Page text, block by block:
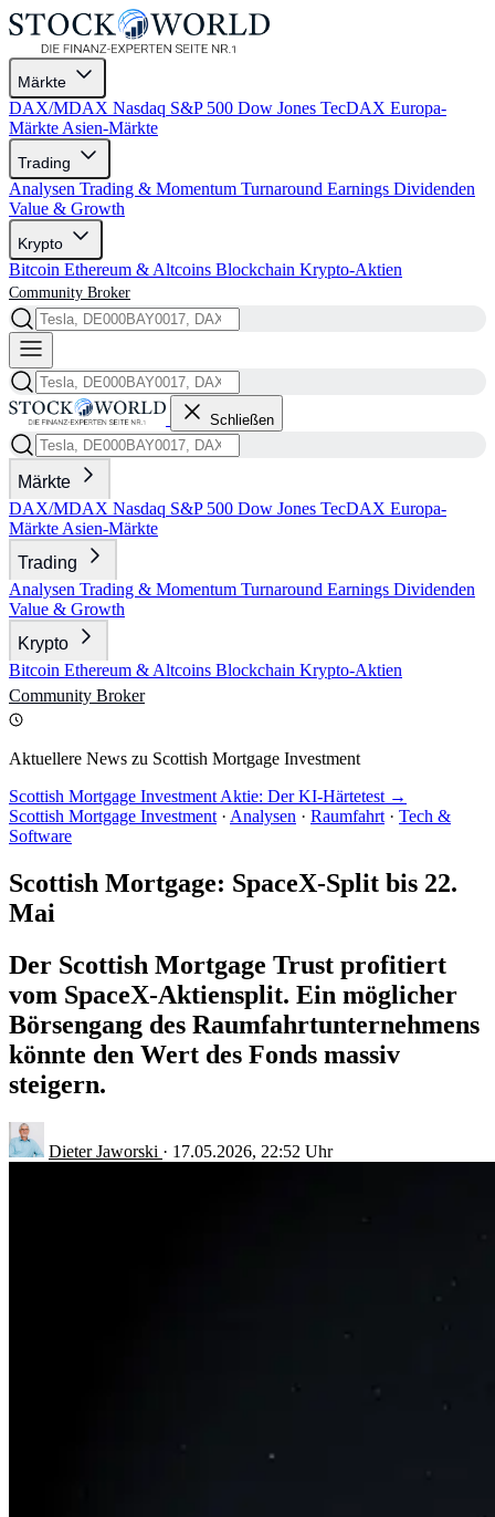
Märkte
DAX/MDAX Nasdaq S&P 500 Dow Jones TecDAX Europa-
Märkte Asien-Märkte
Trading
Analysen Trading & Momentum Turnaround Earnings Dividenden
Value & Growth
Krypto
Bitcoin Ethereum & Altcoins Blockchain Krypto-Aktien
Community Broker
Schließen
Märkte
DAX/MDAX Nasdaq S&P 500 Dow Jones TecDAX Europa-
Märkte Asien-Märkte
Trading
Analysen Trading & Momentum Turnaround Earnings Dividenden
Value & Growth
Krypto
Bitcoin Ethereum & Altcoins Blockchain Krypto-Aktien
Community Broker
Aktuellere News zu Scottish Mortgage Investment
Scottish Mortgage Investment Aktie: Der KI-Härtetest →
Scottish Mortgage Investment · Analysen · Raumfahrt · Tech &
Software
Scottish Mortgage: SpaceX-Split bis 22.
Mai
Der Scottish Mortgage Trust profitiert
vom SpaceX-Aktiensplit. Ein möglicher
Börsengang des Raumfahrtunternehmens
könnte den Wert des Fonds massiv
steigern.
Dieter Jaworski · 17.05.2026, 22:52 Uhr